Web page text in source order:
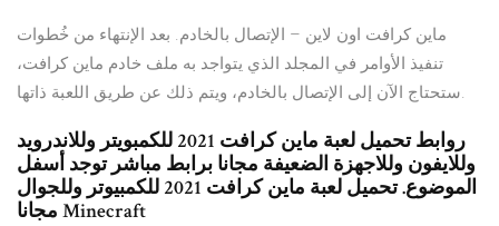
ماين كرافت اون لاين – الإتصال بالخادم. بعد الإنتهاء من خُطوات
تنفيذ الأوامر في المجلد الذي يتواجد به ملف خادم ماين كرافت،
ستحتاج الآن إلى الإتصال بالخادم، ويتم ذلك عن طريق اللعبة ذاتها.
روابط تحميل لعبة ماين كرافت 2021 للكمبويتر وللاندرويد
وللايفون وللاجهزة الضعيفة مجانا برابط مباشر توجد أسفل
الموضوع. تحميل لعبة ماين كرافت 2021 للكمبيوتر وللجوال
مجانا Minecraft